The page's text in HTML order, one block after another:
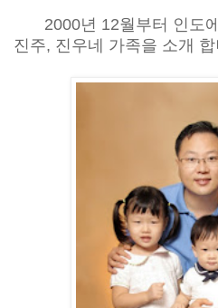
2000년 12월부터 인도
진주, 진우네 가족을 소개